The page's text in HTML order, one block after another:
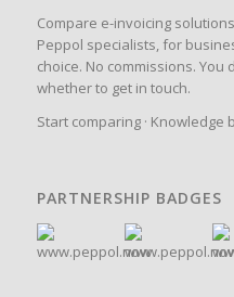
Compare e-invoicing
Peppol specialists, for
choice. No commissions.
whether to get in touch.
Start comparing· Knowledge
PARTNERSHIP BADGES